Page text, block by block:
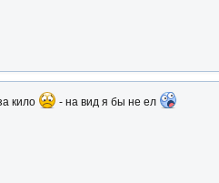
кило - на вид я бы не ел